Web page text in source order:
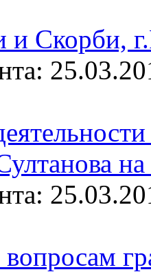
и Скорби,
на